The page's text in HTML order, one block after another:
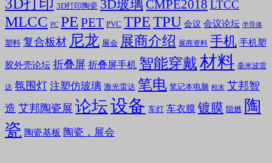
3D打印陶瓷 3D玻璃 CMPE2018 LTCC
MLCC PC PE PET PVC TPETPU 会议 会议论坛 半导体
塑料 复合板材 尼龙 展会 展商介绍 展商资料 手机 手机塑
胶外壳论坛 折叠屏 折叠屏手机 智能穿戴材料 毫米波雷
达 氛围灯 注塑仿玻璃 激光雷达 笔电 笔记本电脑 粉末 艾邦智
造 艾邦陶瓷展 论坛设备 车灯 车衣膜 镀膜 阻燃 陶
瓷 陶瓷基板 陶瓷，展会